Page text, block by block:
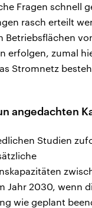
Fragen schnell
rasch erteilt
Betriebsflächen
erfolgen, zumal
Stromnetz
angedachten
Studien
Jahr 2030, wenn
wie geplant